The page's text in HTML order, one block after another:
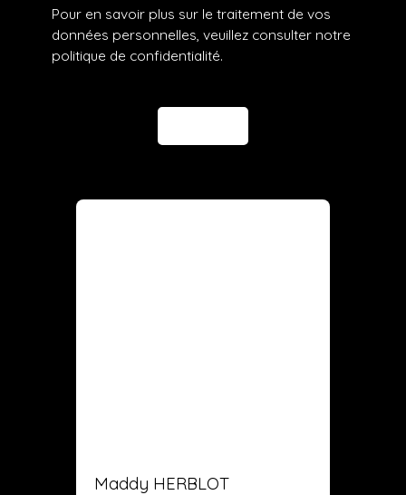
Pour en savoir plus sur le traitement de vos
données personnelles, veuillez consulter notre
politique de confidentialité.
Maddy HERBLOT